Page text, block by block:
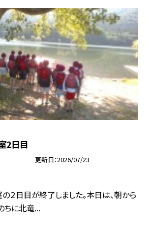
2日目
更新日 2026/07/23
２日目が終了しました。本日は、朝から
ちに北竜...